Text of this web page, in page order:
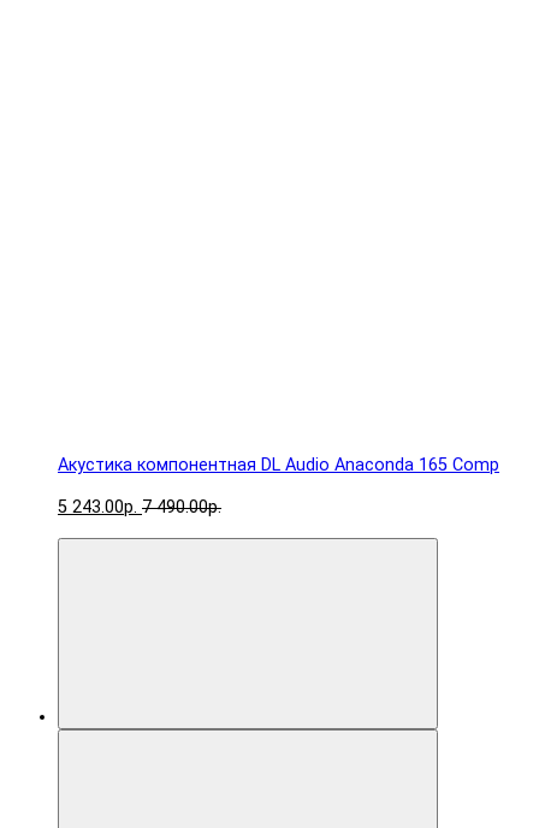
Акустика компонентная DL Audio Anaconda 165 Comp
5 243.00р. 7 490.00р.